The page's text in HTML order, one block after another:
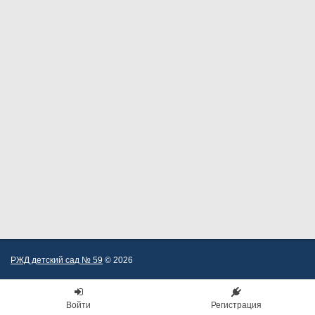
РЖД детский сад № 59 © 2026
Войти Регистрация